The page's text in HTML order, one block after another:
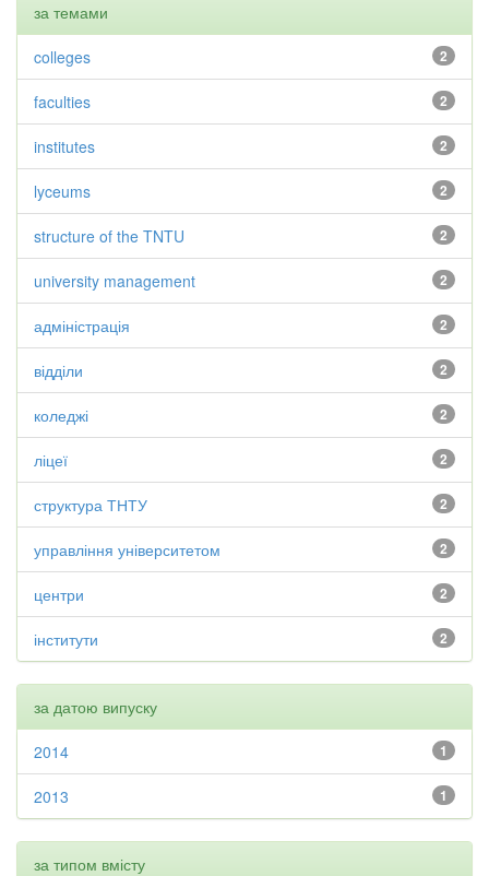
за темами
2
colleges
2
faculties
2
institutes
2
lyceums
2
structure of the TNTU
2
university management
2
адміністрація
2
відділи
2
коледжі
2
ліцеї
2
структура ТНТУ
2
управління університетом
2
центри
2
інститути
за датою випуску
1
2014
1
2013
за типом вмісту